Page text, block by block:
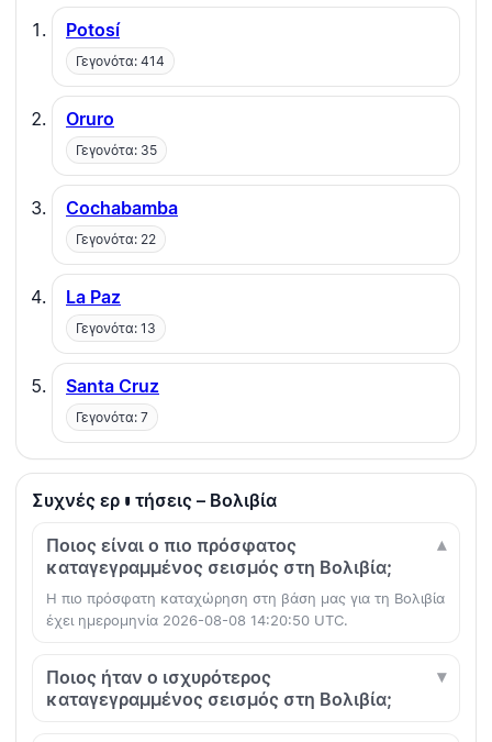
Potosí
Γεγονότα: 414
Oruro
Γεγονότα: 35
Cochabamba
Γεγονότα: 22
La Paz
Γεγονότα: 13
Santa Cruz
Γεγονότα: 7
Συχνές ερωτήσεις – Βολιβία
Ποιος είναι ο πιο πρόσφατος
καταγεγραμμένος σεισμός στη Βολιβία;
Η πιο πρόσφατη καταχώρηση στη βάση μας για τη Βολιβία
έχει ημερομηνία 2026-08-08 14:20:50 UTC.
Ποιος ήταν ο ισχυρότερος
καταγεγραμμένος σεισμός στη Βολιβία;